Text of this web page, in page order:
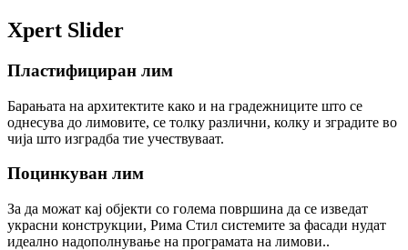
Xpert Slider
Пластифициран лим
Барањата на архитектите како и на градежниците што се
однесува до лимовите, се толку различни, колку и зградите во
чија што изградба тие учествуваат.
Поцинкуван лим
За да можат кај објекти со голема површина да се изведат
украсни конструкции, Рима Стил системите за фасади нудат
идеално надополнување на програмата на лимови..